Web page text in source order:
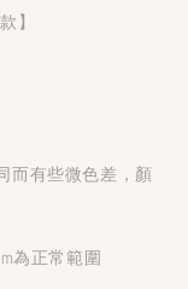
】
而有些微色差，顏
為正常範圍